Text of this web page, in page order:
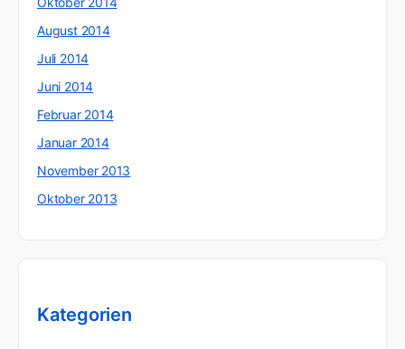
August 2014
Juli 2014
Juni 2014
Februar 2014
Januar 2014
November 2013
Oktober 2013
Kategorien